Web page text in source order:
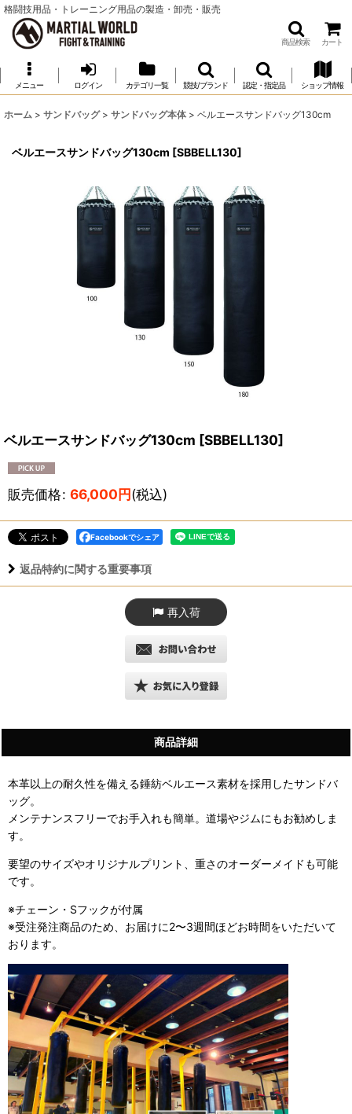
格闘技用品・トレーニング用品の製造・卸売・販売
商品検索 カート
メニュー ログイン カテゴリ一覧 競技/ブランド 認定・指定品 ショップ情報
ホーム > サンドバッグ > サンドバッグ本体 > ベルエースサンドバッグ130cm
ベルエースサンドバッグ130cm [SBBELL130]
ベルエースサンドバッグ130cm [SBBELL130]
販売価格: 66,000円(税込)
Facebookでシェア
返品特約に関する重要事項
再入荷
商品詳細
本革以上の耐久性を備える錘紡ベルエース素材を採用したサンドバ
ッグ。
メンテナンスフリーでお手入れも簡単。 道場やジムにもお勧めしま
す。
要望のサイズやオリジナルプリント、重さのオーダーメイドも可能
です。
※チェーン・Sフックが付属
※受注発注商品のため、お届けに2〜3週間ほどお時間をいただいて
おります。